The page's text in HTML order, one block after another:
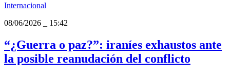
Internacional
08/06/2026
15:42
“¿Guerra o paz?”: iraníes exhaustos ante
la posible reanudación del conflicto